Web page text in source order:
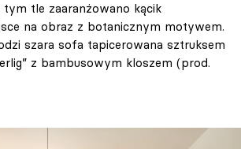
tym tle zaaranżowano kącik
na obraz z botanicznym motywem.
szara sofa tapicerowana sztruksem
z bambusowym kloszem (prod.